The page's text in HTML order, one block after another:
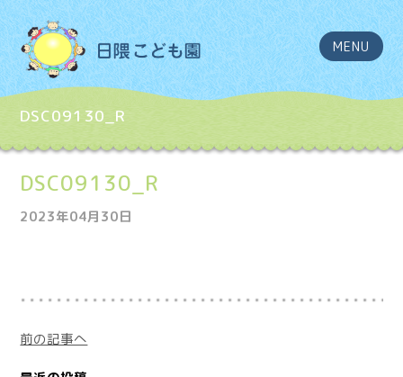
MENU
DSC09130_R
DSC09130_R
2023年04月30日
前の記事へ